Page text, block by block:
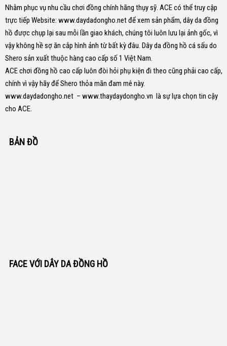
Nhằm phục vụ nhu cầu chơi đồng chính hãng thụy sỹ. ACE có thể truy cập
trực tiếp Website: www.daydadongho.netđể xem sản phẩm, dây da đồng
hồ được chụp lại sau mỗi lần giao khách, chúng tôi luôn lưu lại ảnh gốc, vì
vậy không hề sợ ăn cắp hình ảnh từ bất kỳ đâu. Dây da đồng hồ cá sấu do
Shero sản xuất thuộc hàng cao cấp số 1 Việt Nam.
ACE chơi đồng hồ cao cấp luôn đòi hỏi phụ kiện đi theo cũng phải cao cấp,
chính vì vậy hãy để Shero thỏa mãn đam mê này.
www.daydadongho.net – www.thaydaydongho.vn là sự lựa chọn tin cậy
cho ACE.
BẢN ĐỒ
FACE VỚI DÂY DA ĐỒNG HỒ